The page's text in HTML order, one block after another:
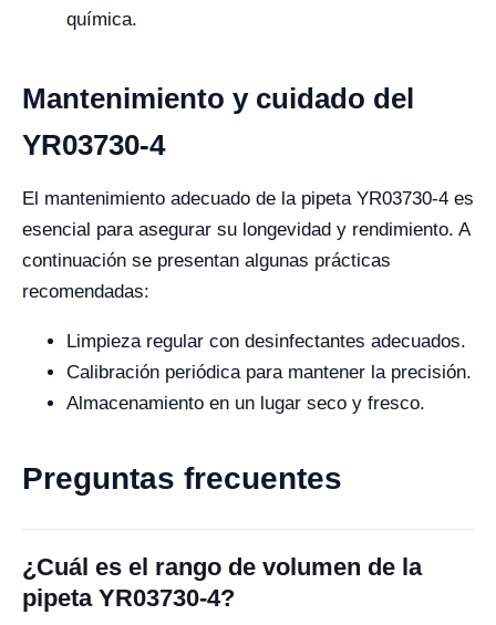
química.
Mantenimiento y cuidado del
YR03730-4
El mantenimiento adecuado de la pipeta YR03730-4 es
esencial para asegurar su longevidad y rendimiento. A
continuación se presentan algunas prácticas
recomendadas:
Limpieza regular con desinfectantes adecuados.
Calibración periódica para mantener la precisión.
Almacenamiento en un lugar seco y fresco.
Preguntas frecuentes
¿Cuál es el rango de volumen de la
pipeta YR03730-4?